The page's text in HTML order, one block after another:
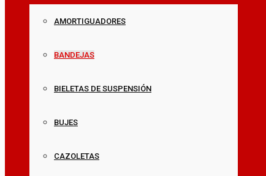
AMORTIGUADORES
BANDEJAS
BIELETAS DE SUSPENSIÓN
BUJES
CAZOLETAS